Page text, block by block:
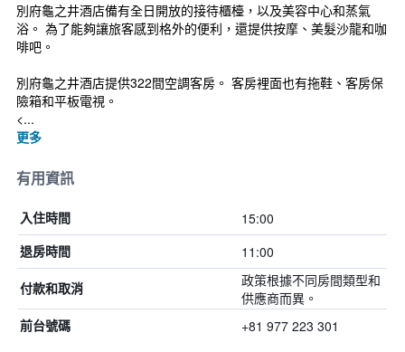
別府龜之井酒店備有全日開放的接待櫃檯，以及美容中心和蒸氣
浴。 為了能夠讓旅客感到格外的便利，還提供按摩、美髮沙龍和咖
啡吧。
別府龜之井酒店提供322間空調客房。 客房裡面也有拖鞋、客房保
險箱和平板電視。
<...
更多
有用資訊
入住時間 15:00
退房時間 11:00
付款和取消
政策根據不同房間類型和
供應商而異。
前台號碼 +81 977 223 301